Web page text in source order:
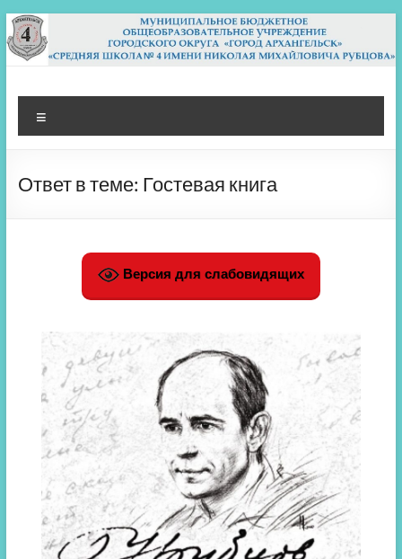
Перейти
к
содержимому
МБОУ СШ 4
Архангельск
Ответ в теме: Гостевая книга
Версия для слабовидящих